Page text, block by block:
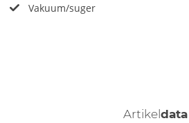
Vakuum/suger
Artikeldata